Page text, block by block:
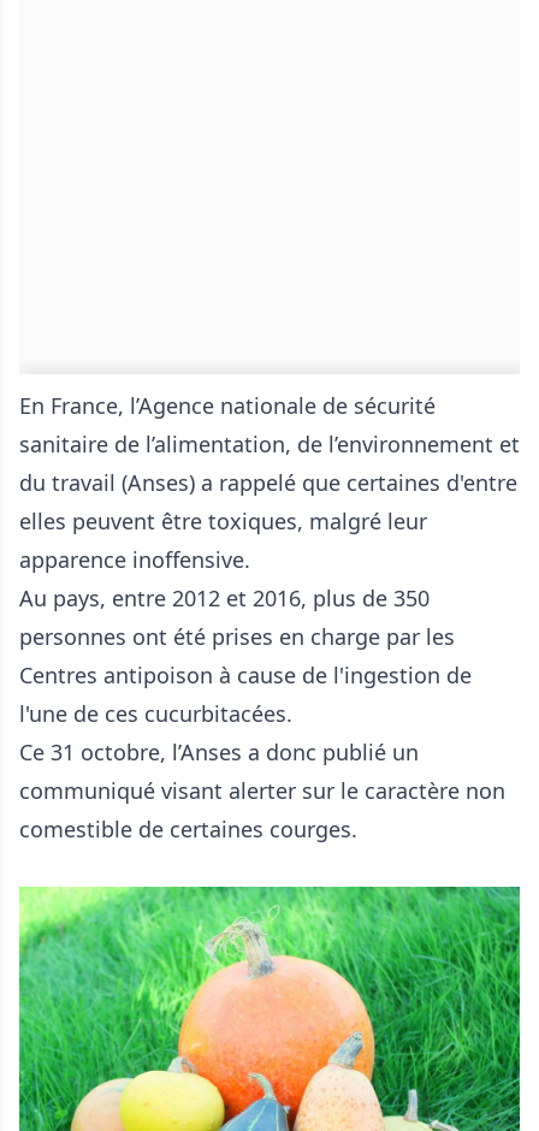
En France, l’Agence nationale de sécurité
sanitaire de l’alimentation, de l’environnement et
du travail (Anses) a rappelé que certaines d'entre
elles peuvent être toxiques, malgré leur
apparence inoffensive.
Au pays, entre 2012 et 2016, plus de 350
personnes ont été prises en charge par les
Centres antipoison à cause de l'ingestion de
l'une de ces cucurbitacées.
Ce 31 octobre, l’Anses a donc publié un
communiqué visant alerter sur le caractère non
comestible de certaines courges.